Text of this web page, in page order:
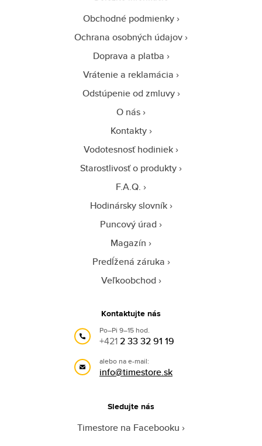
Obchodné podmienky
Ochrana osobných údajov
Doprava a platba
Vrátenie a reklamácia
Odstúpenie od zmluvy
O nás
Kontakty
Vodotesnosť hodiniek
Starostlivosť o produkty
F.A.Q.
Hodinársky slovník
Puncový úrad
Magazín
Predĺžená záruka
Veľkoobchod
Kontaktujte nás
Po–Pi 9–15 hod.
+4212 33 32 91 19
alebo na e-mail:
info@timestore.sk
Sledujte nás
Timestore na Facebooku